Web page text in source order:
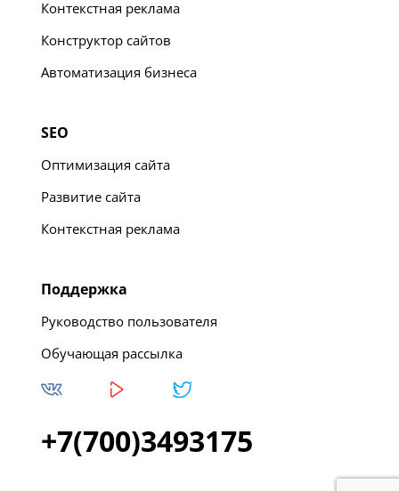
Контекстная реклама
Конструктор сайтов
Автоматизация бизнеса
SEO
Оптимизация сайта
Развитие сайта
Контекстная реклама
Поддержка
Руководство пользователя
Обучающая рассылка
+7(700)3493175